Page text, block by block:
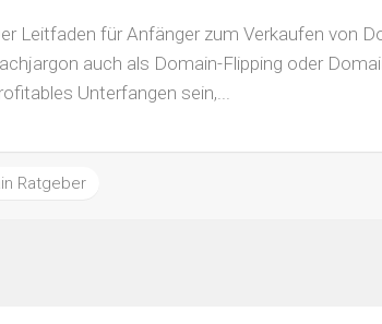
Leitfaden für Anfänger zum Verkaufen von
auch als Domain-Flipping oder
Unterfangen sein,...
Ratgeber